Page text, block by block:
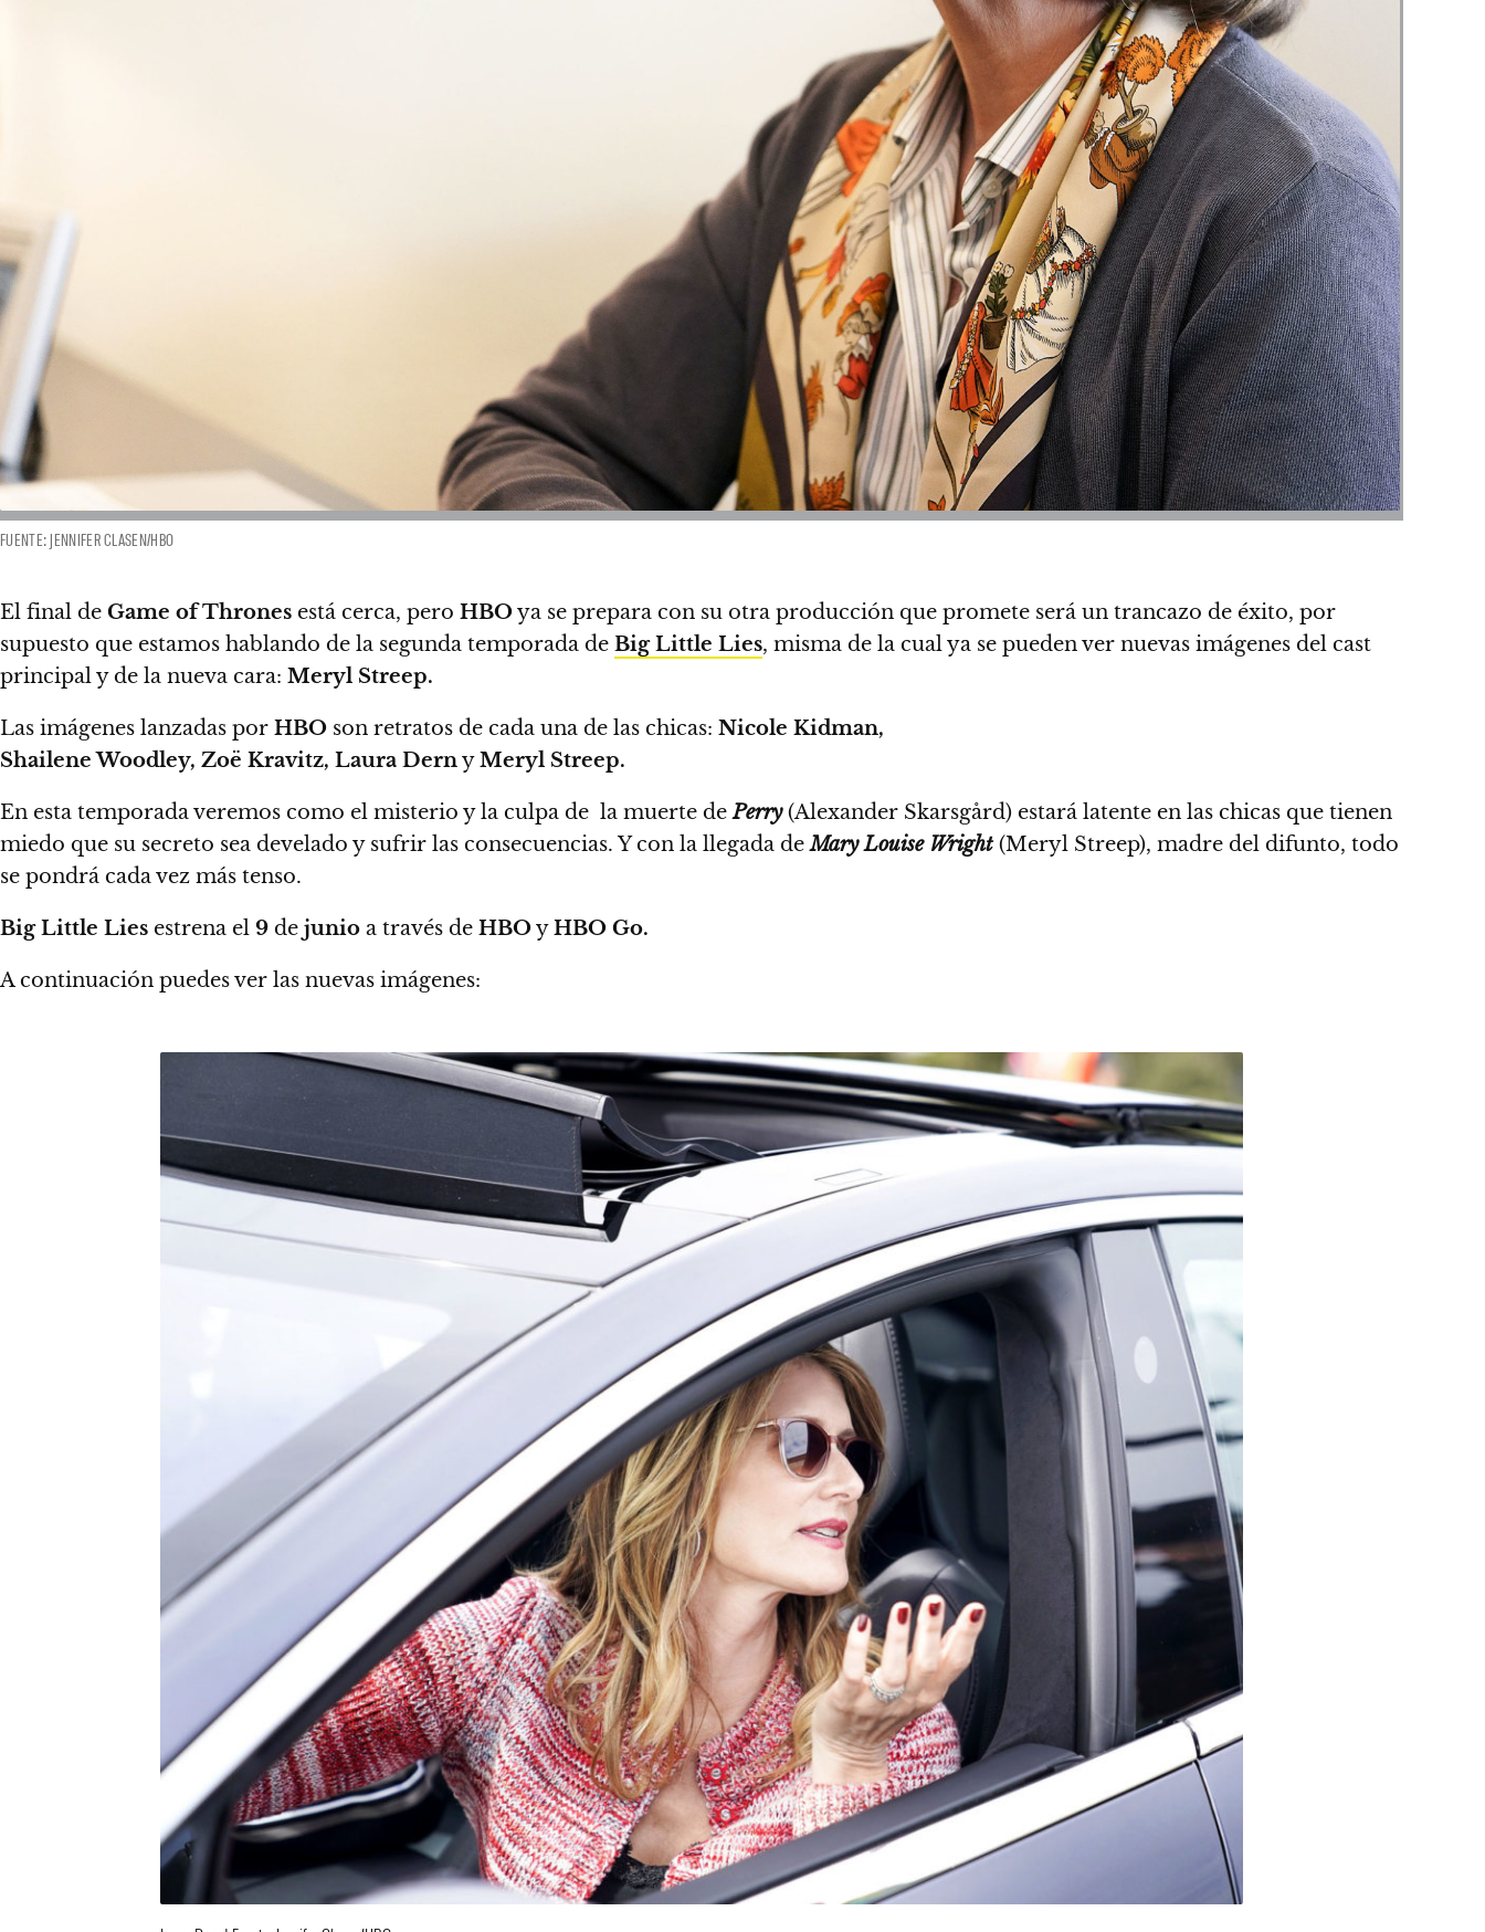
FUENTE: JENNIFER CLASEN/HBO
El final de Game of Thrones está cerca, pero HBOya se prepara con su otra producción que promete será un trancazo de éxito, por
supuesto que estamos hablando de la segunda temporada de Big Little Lies, misma de la cual ya se pueden ver nuevas imágenes del cast
principal y de la nueva cara: Meryl Streep.
Las imágenes lanzadas por HBO son retratos de cada una de las chicas: Nicole Kidman,
Shailene Woodley, Zoë Kravitz, Laura DernyMeryl Streep.
En esta temporada veremos como el misterio y la culpa de la muerte dePerry(Alexander Skarsgård) estará latente en las chicas que tienen
miedo que su secreto sea develado y sufrir las consecuencias. Y con la llegada deMary Louise Wright(Meryl Streep), madre del difunto, todo
se pondrá cada vez más tenso.
Big Little Lies estrena el 9 de junio a través de HBOyHBO Go.
A continuación puedes ver las nuevas imágenes: